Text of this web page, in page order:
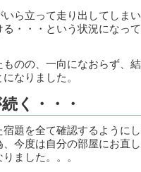
ら立って走り出してしま
・・・という状況になっ
のの、一向になおらず、
なりました。
く・・・
題を全て確認するようにし
今度は自分の部屋にお直
ました。。。